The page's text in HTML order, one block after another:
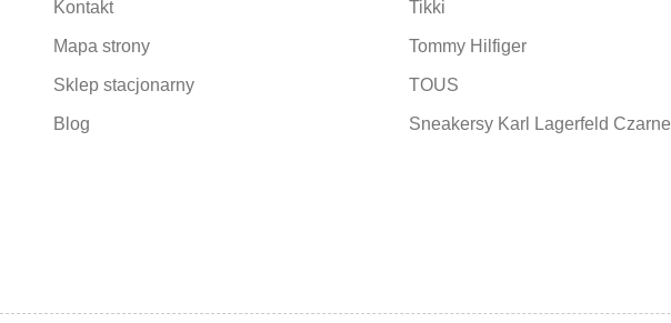
Kontakt
Mapa strony
Sklep stacjonarny
Blog
Tikki
Tommy Hilfiger
TOUS
Sneakersy Karl Lagerfeld Czarne